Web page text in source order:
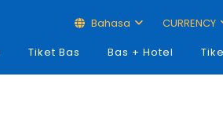
Bahasa CURRENCY
Tiket Bas Bas + Hotel